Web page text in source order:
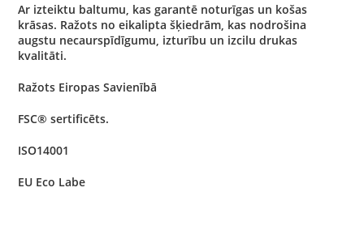
Ar izteiktu baltumu, kas garantē noturīgas un košas
krāsas. Ražots no eikalipta šķiedrām, kas nodrošina
augstu necaurspīdīgumu, izturību un izcilu drukas
kvalitāti.
Ražots Eiropas Savienībā
FSC® sertificēts.
ISO14001
EU Eco Labe